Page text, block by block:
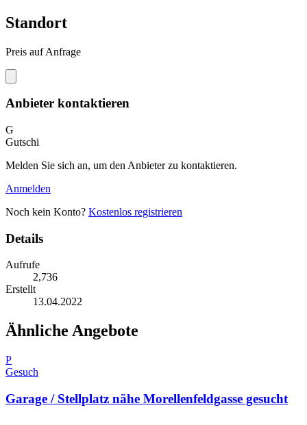
Standort
Preis auf Anfrage
Anbieter kontaktieren
G
Gutschi
Melden Sie sich an, um den Anbieter zu kontaktieren.
Anmelden
Noch kein Konto? Kostenlos registrieren
Details
Aufrufe
2,736
Erstellt
13.04.2022
Ähnliche Angebote
P
Gesuch
Garage / Stellplatz nähe Morellenfeldgasse gesucht